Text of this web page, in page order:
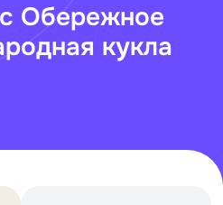
Обережное
кукла